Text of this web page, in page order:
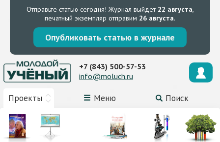
Отправьте статью сегодня! Журнал выйдет 22 августа,
печатный экземпляр отправим 26 августа.
Опубликовать статью в журнале
Проекты Меню Поиск
+7 (843) 500-57-53
info@moluch.ru